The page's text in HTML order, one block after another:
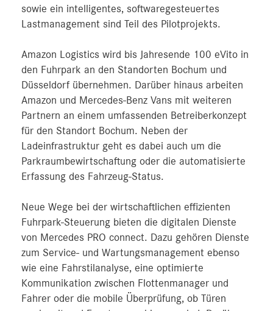
sowie ein intelligentes, softwaregesteuertes
Lastmanagement sind Teil des Pilotprojekts.
Amazon Logistics wird bis Jahresende 100 eVito in
den Fuhrpark an den Standorten Bochum und
Düsseldorf übernehmen. Darüber hinaus arbeiten
Amazon und Mercedes-Benz Vans mit weiteren
Partnern an einem umfassenden Betreiberkonzept
für den Standort Bochum. Neben der
Ladeinfrastruktur geht es dabei auch um die
Parkraumbewirtschaftung oder die automatisierte
Erfassung des Fahrzeug-Status.
Neue Wege bei der wirtschaftlichen effizienten
Fuhrpark-Steuerung bieten die digitalen Dienste
von Mercedes PRO connect. Dazu gehören Dienste
zum Service- und Wartungsmanagement ebenso
wie eine Fahrstilanalyse, eine optimierte
Kommunikation zwischen Flottenmanager und
Fahrer oder die mobile Überprüfung, ob Türen